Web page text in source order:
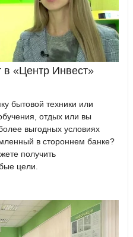
в «Центр Инвест»
бытовой техники или
отдых или вы
выгодных условиях
в стороннем банке?
получить
цели.